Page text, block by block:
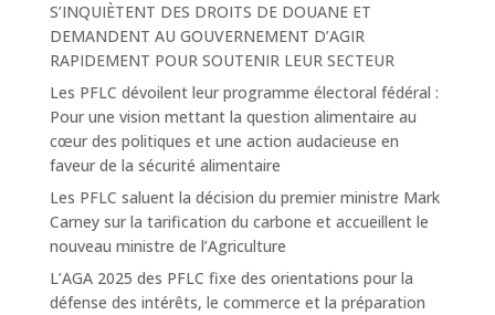
S’INQUIÈTENT DES DROITS DE DOUANE ET
DEMANDENT AU GOUVERNEMENT D’AGIR
RAPIDEMENT POUR SOUTENIR LEUR SECTEUR
Les PFLC dévoilent leur programme électoral fédéral :
Pour une vision mettant la question alimentaire au
cœur des politiques et une action audacieuse en
faveur de la sécurité alimentaire
Les PFLC saluent la décision du premier ministre Mark
Carney sur la tarification du carbone et accueillent le
nouveau ministre de l’Agriculture
L’AGA 2025 des PFLC fixe des orientations pour la
défense des intérêts, le commerce et la préparation